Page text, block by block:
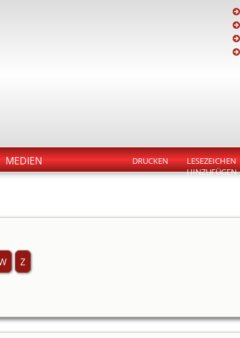
MEDIEN
DRUCKEN
LESEZEICHEN
HINZUFÜGEN
Z